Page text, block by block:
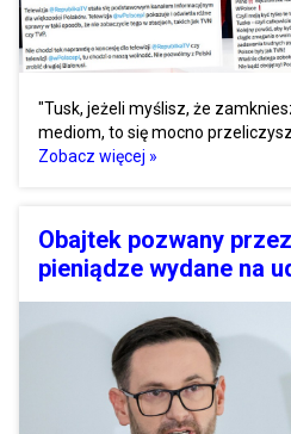
"Tusk, jeżeli myślisz, że
mediom, to się mocno
Zobacz więcej »
Obajtek pozwany
pieniądze wydane na